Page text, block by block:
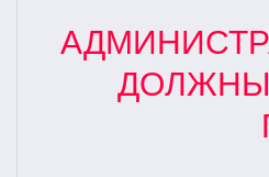
ДОЛЖНЫ